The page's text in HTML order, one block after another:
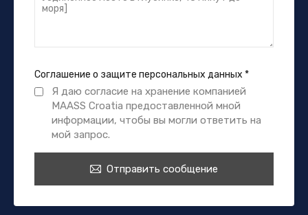
Соглашение о защите персональных данных *
Я даю согласие на хранение компанией
MAASS Croatia предоставленной мной
информации, чтобы вы могли ответить на
мой запрос.
Отправить сообщение